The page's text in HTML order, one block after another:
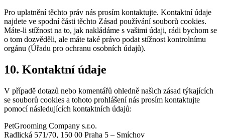
Pro uplatnění těchto práv nás prosím kontaktujte. Kontaktní údaje
najdete ve spodní části těchto Zásad používání souborů cookies.
Máte-li stížnost na to, jak nakládáme s vašimi údaji, rádi bychom se
o tom dozvěděli, ale máte také právo podat stížnost kontrolnímu
orgánu (Úřadu pro ochranu osobních údajů).
10. Kontaktní údaje
V případě dotazů nebo komentářů ohledně našich zásad týkajících
se souborů cookies a tohoto prohlášení nás prosím kontaktujte
pomocí následujících kontaktních údajů:
PetGrooming Company s.r.o.
Radlická 571/70, 150 00 Praha 5 – Smíchov